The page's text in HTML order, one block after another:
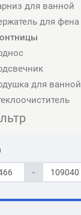
для ванной
для фена
для ванной
-